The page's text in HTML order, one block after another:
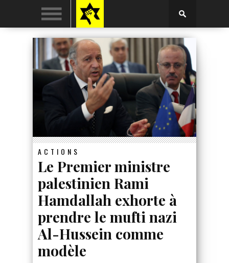
ACTIONS
Le Premier ministre
palestinien Rami
Hamdallah exhorte à
prendre le mufti nazi
Al-Hussein comme
modèle